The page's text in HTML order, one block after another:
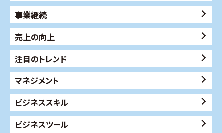
事業継続
売上の向上
注目のトレンド
マネジメント
ビジネススキル
ビジネスツール